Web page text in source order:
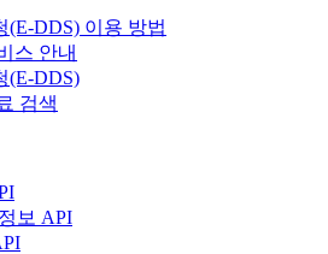
(E-DDS) 이용 방법
스 안내
(E-DDS)
검색
보 API